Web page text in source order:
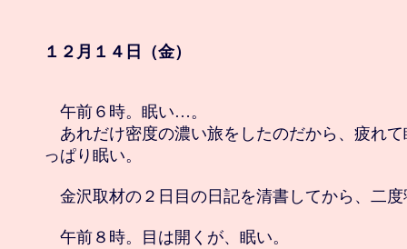
１２月１４日（金）
午前６時。眠い…。
あれだけ密度の濃い旅をしたのだから、疲れ
っぱり眠い。
金沢取材の２日目の日記を清書してから、二度
午前８時。目は開くが、眠い。